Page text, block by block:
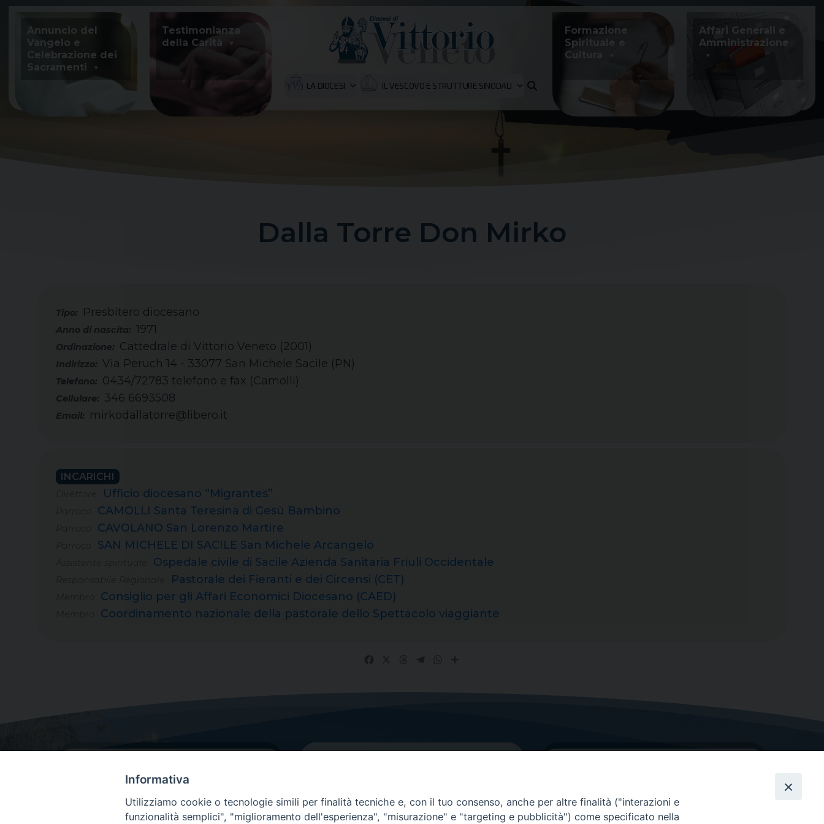
content
Annuncio del
Vangelo e
Celebrazione dei
Sacramenti
Testimonianza
della Carità
LA DIOCESI IL VESCOVO E STRUTTURE SINODALI
Formazione
Spirituale e
Cultura
Affari Generali e
Amministrazione
Dalla Torre Don Mirko
Tipo:
Presbitero diocesano
1971
Cattedrale di Vittorio Veneto (2001)
Telefono: 0434/72783 telefono e fax (Camolli)
Cellulare: 346 6693508
Email: mirkodallatorre@libero.it
Via Peruch 14 - 33077 San Michele Sacile (PN)
INCARICHI
Ufficio diocesano “Migrantes”
CAMOLLI Santa Teresina di Gesù Bambino
CAVOLANO San Lorenzo Martire
SAN MICHELE DI SACILE San Michele Arcangelo
Ospedale civile di Sacile Azienda Sanitaria Friuli Occidentale
Pastorale dei Fieranti e dei Circensi (CET)
Consiglio per gli Affari Economici Diocesano (CAED)
Coordinamento nazionale della pastorale dello Spettacolo viaggiante
Informativa
Utilizziamo cookie o tecnologie simili per finalità tecniche e, con il tuo consenso, anche per altre finalità ("interazioni e
funzionalità semplici", "miglioramento dell'esperienza", "misurazione" e "targeting e pubblicità") come specificato nella